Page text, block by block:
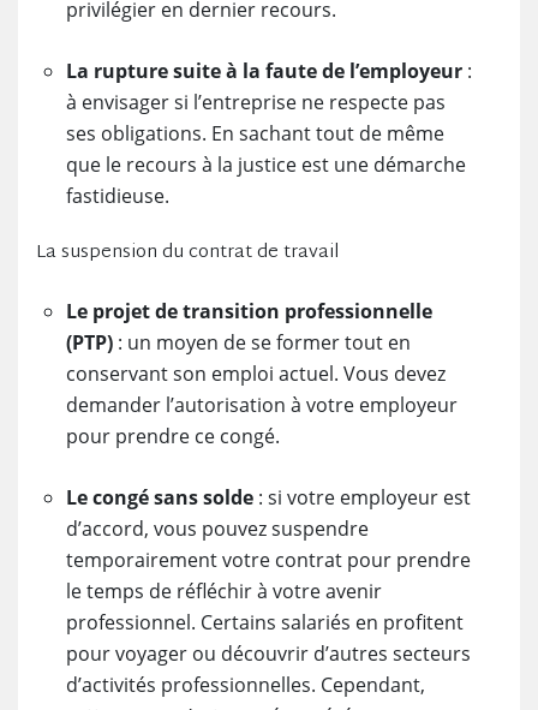
privilégier en dernier recours.
La rupture suite à la faute de l’employeur :
à envisager si l’entreprise ne respecte pas
ses obligations. En sachant tout de même
que le recours à la justice est une démarche
fastidieuse.
La suspension du contrat de travail
Le projet de transition professionnelle
(PTP) : un moyen de se former tout en
conservant son emploi actuel. Vous devez
demander l’autorisation à votre employeur
pour prendre ce congé.
Le congé sans solde : si votre employeur est
d’accord, vous pouvez suspendre
temporairement votre contrat pour prendre
le temps de réfléchir à votre avenir
professionnel. Certains salariés en profitent
pour voyager ou découvrir d’autres secteurs
d’activités professionnelles. Cependant,